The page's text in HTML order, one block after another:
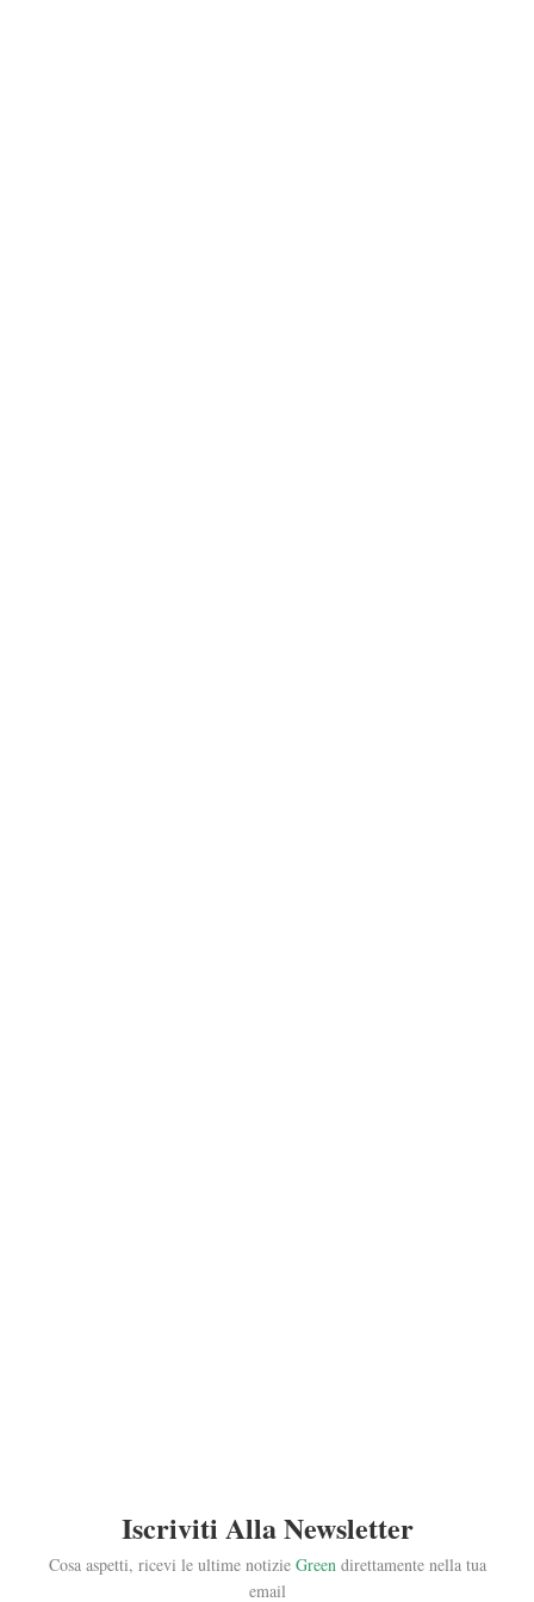
Iscriviti Alla Newsletter
Cosa aspetti, ricevi le ultime notizie Greendirettamente nella tua
email